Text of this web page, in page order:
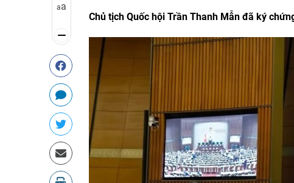
aa
Chủ tịch Quốc hội Trần Thanh Mẫn đã ký